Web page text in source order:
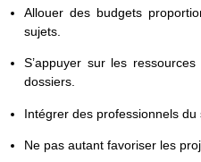
Allouer des budgets
sujets.
S’appuyer sur les
dossiers.
Intégrer des professionnels
Ne pas autant favoriser les